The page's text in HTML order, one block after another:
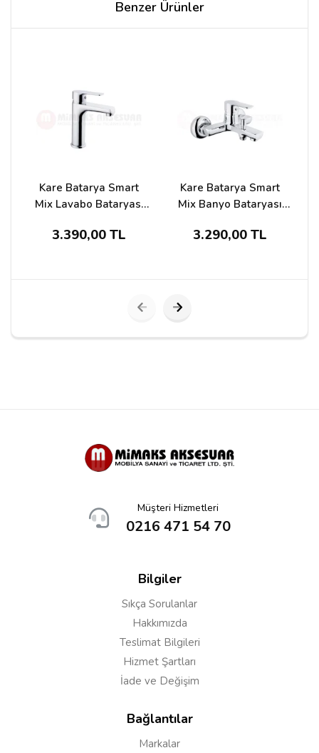
Yorum Yapın
Yorumunuz*
Benzer Ürünler
Kare Batarya Smart
Mix Lavabo Bataryası
3.390,00 TL
Kare Batarya Smart
Mix Banyo Bataryası
3.290,00 TL
Müşteri Hizmetleri
0216 471 54 70
Bilgiler
Sıkça Sorulanlar
Hakkımızda
Teslimat Bilgileri
Hizmet Şartları
İade ve Değişim
Bağlantılar
Markalar